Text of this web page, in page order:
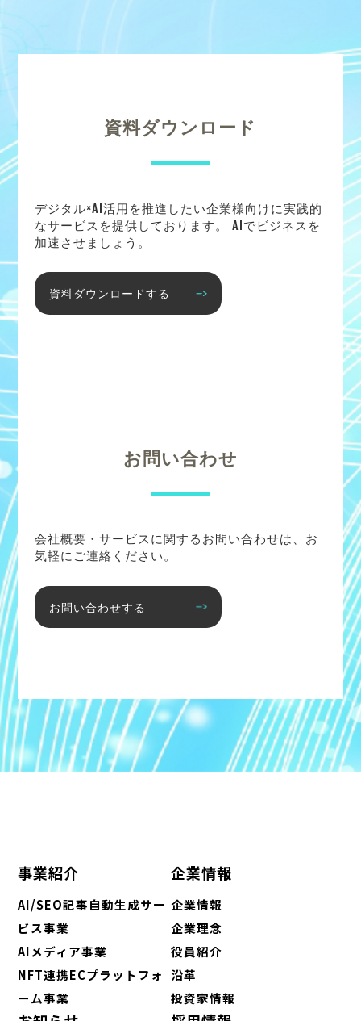
資料ダウンロード
デジタル×AI活用を推進したい企業様向けに実践的
なサービスを提供しております。 AIでビジネスを
加速させましょう。
資料ダウンロードする
お問い合わせ
会社概要・サービスに関するお問い合わせは、お
気軽にご連絡ください。
お問い合わせする
事業紹介
AI/SEO記事自動生成サー
ビス事業
AIメディア事業
NFT連携ECプラットフォ
ーム事業
企業情報
企業情報
企業理念
役員紹介
沿革
投資家情報